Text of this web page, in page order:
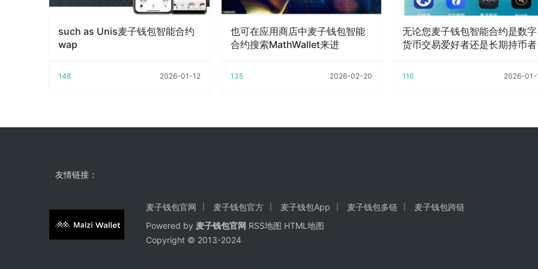
such as Unis麦子钱包智能合约
wap
148 2026-01-12
也可在应用商店中麦子钱包智能
合约搜索MathWallet来进
135 2026-02-20
无论您麦子钱包智能合约是数字
货币交易爱好者还是长期持币者
116 2026-01-
友情链接：
麦子钱包官网 麦子钱包官方 麦子钱包App 麦子钱包多链
麦子钱包跨链
Powered by 麦子钱包官网 RSS地图 HTML地图
Copyright © 2013-2024